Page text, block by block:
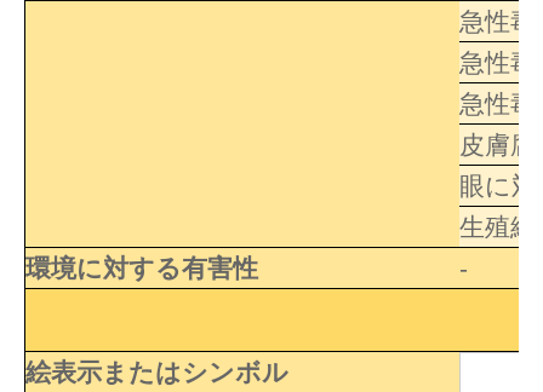
急性毒
急性毒
急性毒
皮膚
眼に
生殖細
環境に対する有害性
-
絵表示またはシンボル